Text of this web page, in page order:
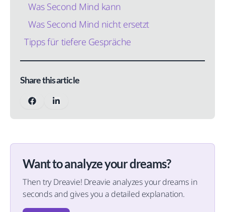
Was Second Mind kann
Was Second Mind nicht ersetzt
Tipps für tiefere Gespräche
Share this article
Want to analyze your dreams?
Then try Dreavie! Dreavie analyzes your dreams in
seconds and gives you a detailed explanation.